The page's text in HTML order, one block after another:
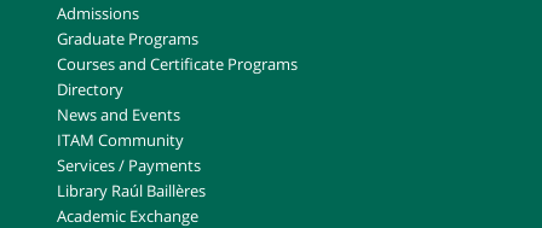
Admissions
Graduate Programs
Courses and Certificate Programs
Directory
News and Events
ITAM Community
Services / Payments
Library Raúl Baillères
Academic Exchange